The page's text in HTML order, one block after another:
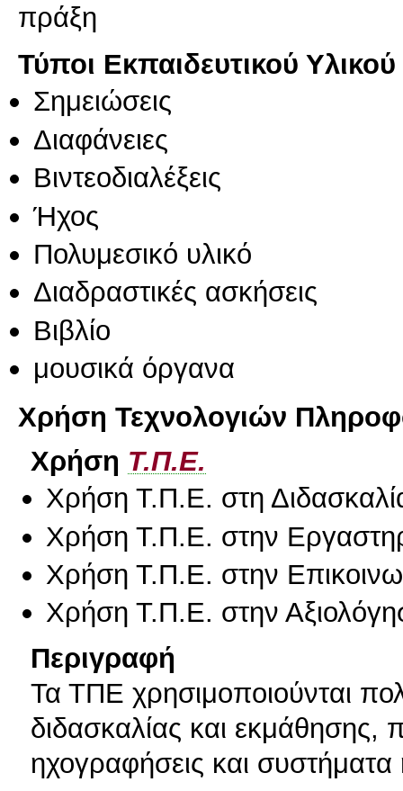
πράξη
Τύποι Εκπαιδευτικού Υλικού
Σημειώσεις
Διαφάνειες
Βιντεοδιαλέξεις
Ήχος
Πολυμεσικό υλικό
Διαδραστικές ασκήσεις
Βιβλίο
μουσικά όργανα
Χρήση Τεχνολογιών
Χρήση Τ.Π.Ε.
Χρήση Τ.Π.Ε. στη
Χρήση Τ.Π.Ε. στην
Χρήση Τ.Π.Ε. στην
Χρήση Τ.Π.Ε. στην
Περιγραφή
Τα ΤΠΕ χρησιμοποιούνται
διδασκαλίας και
ηχογραφήσεις και